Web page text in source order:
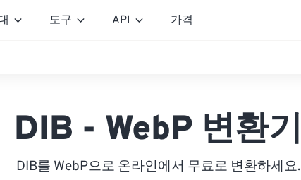
도구 API 가격
DIB - WebP 변환기
DIB를 WebP으로 온라인에서 무료로 변환하세요.